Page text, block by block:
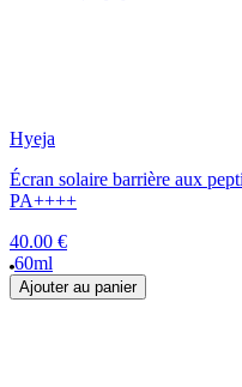
Hyeja
Écran solaire barrière aux
PA++++
40.00 €
60ml
Ajouter au panier